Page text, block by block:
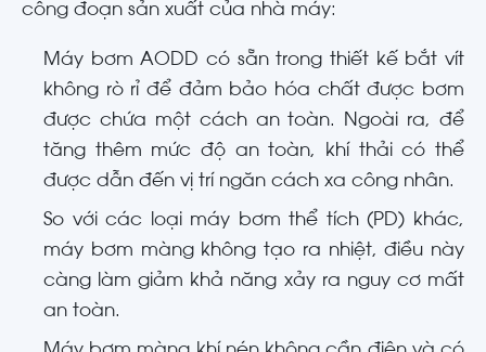
công đoạn sản xuất của nhà máy:
Máy bơm AODD có sẵn trong thiết kế bắt vít
không rò rỉ để đảm bảo hóa chất được bơm
được chứa một cách an toàn. Ngoài ra, để
tăng thêm mức độ an toàn, khí thải có thể
được dẫn đến vị trí ngăn cách xa công nhân.
So với các loại máy bơm thể tích (PD) khác,
máy bơm màng không tạo ra nhiệt, điều này
càng làm giảm khả năng xảy ra nguy cơ mất
an toàn.